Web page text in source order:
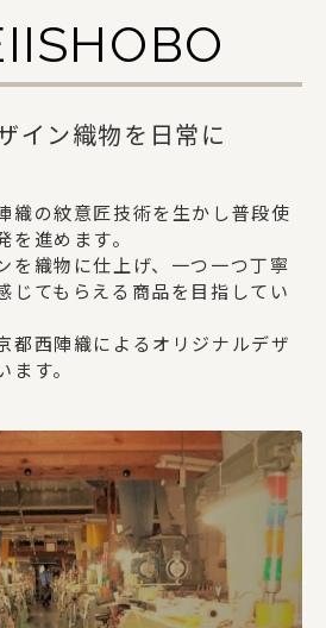
お問い合わせ
イン織物を日常に
織の紋意匠技術を生かし普段使
を進めます。
を織物に仕上げ、一つ一つ丁寧
じてもらえる商品を目指してい
都西陣織によるオリジナルデザ
す。